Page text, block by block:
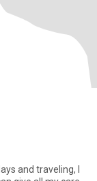
and traveling, I